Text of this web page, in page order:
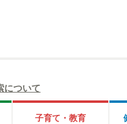
について
子育て・教育